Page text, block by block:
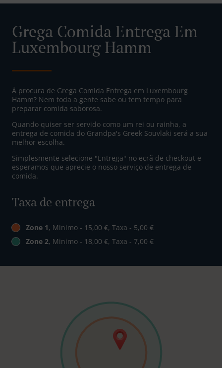
Grega Comida Entrega Em
Luxembourg Hamm
À procura de Grega Comida Entrega em Luxembourg
Hamm? Nem toda a gente sabe ou tem tempo para
preparar comida saborosa.
Quando quiser ser servido como um rei ou rainha, a
entrega de comida do Grandpa's Greek Souvlaki será a sua
melhor escolha.
Simplesmente selecione "Entrega" no ecrã de checkout e
esperamos que aprecie o nosso serviço de entrega de
comida.
Taxa de entrega
Zone 1, Minimo - 15,00 €, Taxa - 5,00 €
Zone 2, Minimo - 18,00 €, Taxa - 7,00 €